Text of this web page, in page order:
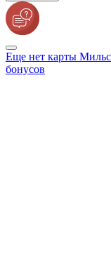
Еще нет карты
бонусов